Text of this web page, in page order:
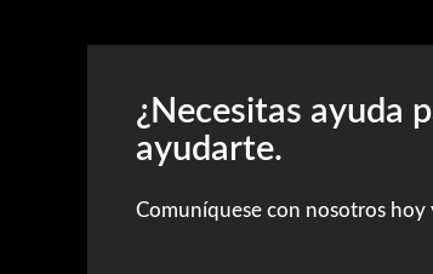
¿Necesitas ayuda
ayudarte.
Comuníquese con nosotros hoy